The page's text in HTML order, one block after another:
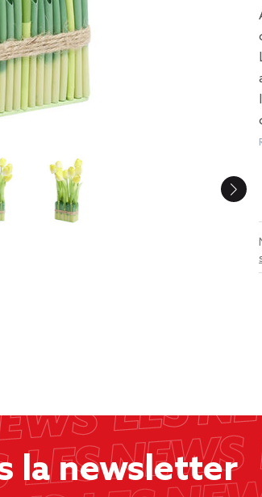
la newsletter